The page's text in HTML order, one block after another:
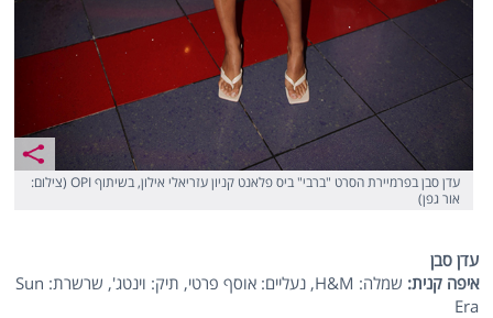
עדן סבן בפרמיירת הסרט "ברבי" ביס פלאנט קניון עזריאלי אילון, בשיתוף OPI (צילום:
אור גפן)
עדן סבן
איפה קנית:
שמלה: H&M, נעליים: אוסף פרטי, תיק: וינטג', שרשרת: Sun
Era